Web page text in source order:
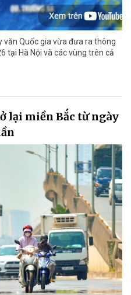
Quốc gia vừa đưa ra thông
tại Hà Nội và các vùng trên cả
lại miền Bắc từ ngày